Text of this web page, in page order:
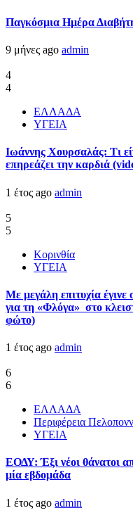
Παγκόσμια Ημέρα
9 μήνες ago admin
4
4
ΕΛΛΑΔΑ
ΥΓΕΙΑ
Ιωάννης Χουρσαλάς: Τι
επηρεάζει την καρδιά
1 έτος ago admin
5
5
Κορινθία
ΥΓΕΙΑ
Με μεγάλη επιτυχία
για τη «Φλόγα» στο
φώτο)
1 έτος ago admin
6
6
ΕΛΛΑΔΑ
Περιφέρεια
ΥΓΕΙΑ
ΕΟΔΥ: Έξι νέοι θάνατοι
μία εβδομάδα
1 έτος ago admin